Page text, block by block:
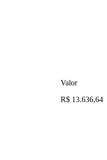
Valor
R$ 13.636,64